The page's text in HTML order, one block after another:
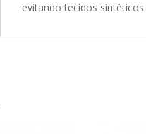
evitando tecidos sintéticos.